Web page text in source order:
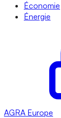
Économie
Énergie
AGRA Europe